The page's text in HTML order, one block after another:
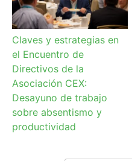
Claves y estrategias en
el Encuentro de
Directivos de la
Asociación CEX:
Desayuno de trabajo
sobre absentismo y
productividad